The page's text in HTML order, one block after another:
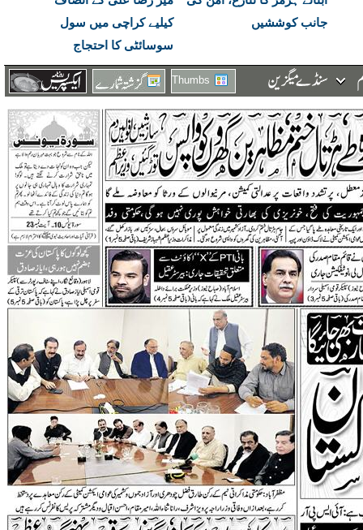
جانب کوششیں
کیلیے کراچی میں سول
سوسائٹی کا احتجاج
Thumbs